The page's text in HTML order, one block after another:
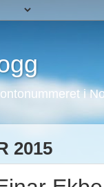
i
2015